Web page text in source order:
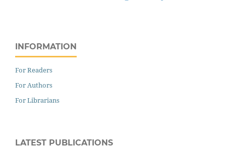
INFORMATION
For Readers
For Authors
For Librarians
LATEST PUBLICATIONS